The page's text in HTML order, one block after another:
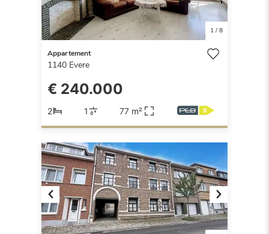
1/ 8
Appartement
1140 Evere
€ 240.000
2 1 77 m²
Previous Next